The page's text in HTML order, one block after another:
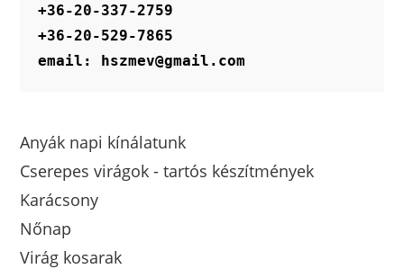
+36-20-337-2759
+36-20-529-7865
email: hszmev@gmail.com
Anyák napi kínálatunk
Cserepes virágok - tartós készítmények
Karácsony
Nőnap
Virág kosarak